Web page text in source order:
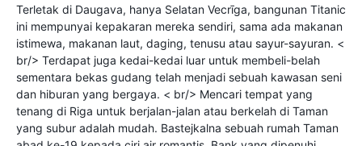
Terletak di Daugava, hanya Selatan Vecrīga, bangunan Titanic
ini mempunyai kepakaran mereka sendiri, sama ada makanan
istimewa, makanan laut, daging, tenusu atau sayur-sayuran. <
br/> Terdapat juga kedai-kedai luar untuk membeli-belah
sementara bekas gudang telah menjadi sebuah kawasan seni
dan hiburan yang bergaya. < br/> Mencari tempat yang
tenang di Riga untuk berjalan-jalan atau berkelah di Taman
yang subur adalah mudah. Bastejkalna sebuah rumah Taman